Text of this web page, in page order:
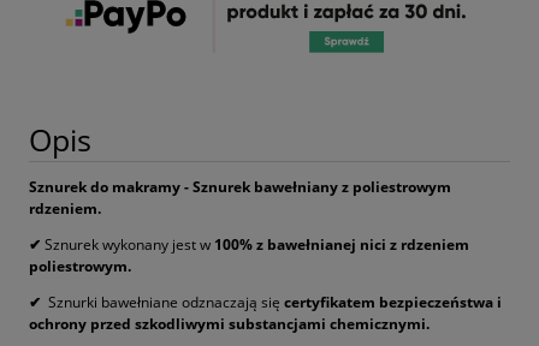
Opis
Sznurek do makramy - Sznurek bawełniany z poliestrowym
rdzeniem.
✔ Sznurek wykonany jest w 100% z bawełnianej nici z rdzeniem
poliestrowym.
✔ Sznurki bawełniane odznaczają się certyfikatem bezpieczeństwa i
ochrony przed szkodliwymi substancjami chemicznymi.